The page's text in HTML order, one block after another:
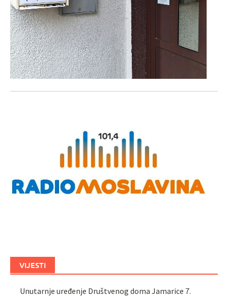
VIJESTI
Unutarnje uređenje Društvenog doma Jamarice 7.